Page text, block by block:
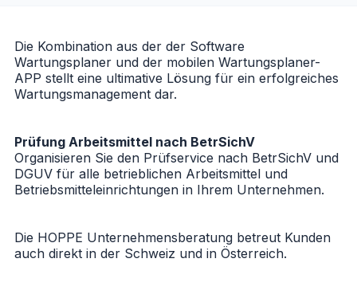
Die Kombination aus der der Software
Wartungsplaner und der mobilen Wartungsplaner-
APP stellt eine ultimative Lösung für ein erfolgreiches
Wartungsmanagement dar.
Prüfung Arbeitsmittel nach BetrSichV
Organisieren Sie den Prüfservice nach BetrSichV und
DGUV für alle betrieblichen Arbeitsmittel und
Betriebsmitteleinrichtungen in Ihrem Unternehmen.
Die HOPPE Unternehmensberatung betreut Kunden
auch direkt in der Schweiz und in Österreich.